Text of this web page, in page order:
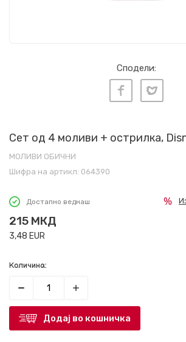
Сподели:
Сет од 4 моливи + острилка,
МОЛИВИ ОБИЧНИ
Шифра на артикл: 064390
Достапно веднаш
215 МКД
3,48 EUR
Количина:
Додај во кошничка